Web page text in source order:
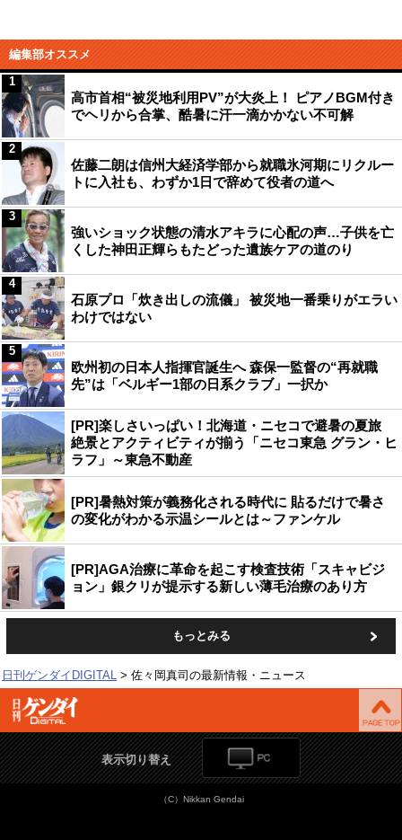
編集部オススメ
高市首相“被災地利用PV”が大炎上！ ピアノBGM付き
でヘリから合掌、酷暑に汗一滴かかない不可解
1
佐藤二朗は信州大経済学部から就職氷河期にリクルー
トに入社も、わずか1日で辞めて役者の道へ
2
強いショック状態の清水アキラに心配の声…子供を亡
くした神田正輝らもたどった遺族ケアの道のり
3
石原プロ「炊き出しの流儀」 被災地一番乗りがエラい
わけではない
4
欧州初の日本人指揮官誕生へ 森保一監督の“再就職
先”は「ベルギー1部の日系クラブ」一択か
5
[PR]楽しさいっぱい！北海道・ニセコで避暑の夏旅
絶景とアクティビティが揃う「ニセコ東急 グラン・ヒ
ラフ」～東急不動産
[PR]暑熱対策が義務化される時代に 貼るだけで暑さ
の変化がわかる示温シールとは～ファンケル
[PR]AGA治療に革命を起こす検査技術「スキャビジ
ョン」銀クリが提示する新しい薄毛治療のあり方
もっとみる
日刊ゲンダイDIGITAL 佐々岡真司の最新情報・ニュース
表示切り替え
（C）Nikkan Gendai